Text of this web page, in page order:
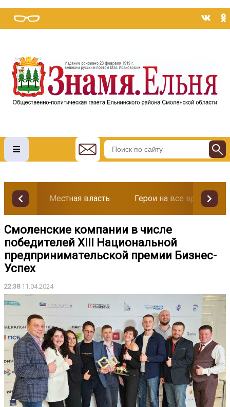
Местная власть Герои на все времена
Смоленские компании в числе
победителей XIII Национальной
предпринимательской премии Бизнес-
Успех
22:3811.04.2024